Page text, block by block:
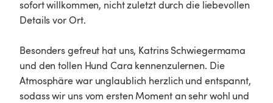
sofort willkommen, nicht zuletzt durch die liebevollen
Details vor Ort.
Besonders gefreut hat uns, Katrins Schwiegermama
und den tollen Hund Cara kennenzulernen. Die
Atmosphäre war unglaublich herzlich und entspannt,
sodass wir uns vom ersten Moment an sehr wohl und